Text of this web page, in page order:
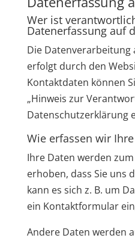
Wer ist
Datenerfassung auf
Die Datenverarbeitung
erfolgt durch den
Kontaktdaten können
„Hinweis zur
Datenschutzerklärung
Wie erfassen wir
Ihre Daten werden
erhoben, dass Sie uns
kann es sich z. B. um
ein Kontaktformular
Andere Daten werden